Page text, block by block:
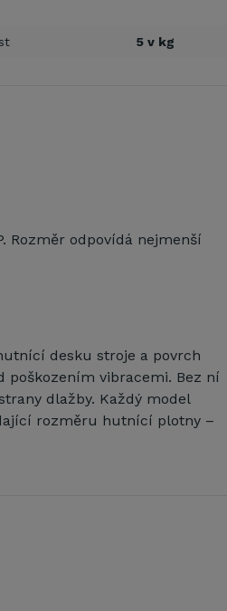
5 v kg
Rozměr odpovídá nejmenší
desku stroje a povrch
poškozením vibracemi. Bez ní
dlažby. Každý model
rozměru hutnící plotny –